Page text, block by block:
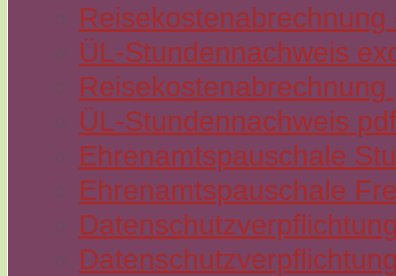
ÜL-Stundennachweis
Reisekostenabrechnung
ÜL-Stundennachweis
Ehrenamtspauschale
Ehrenamtspauschale